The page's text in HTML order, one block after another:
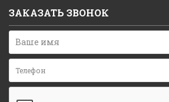
ЗАКАЗАТЬ ЗВОНОК